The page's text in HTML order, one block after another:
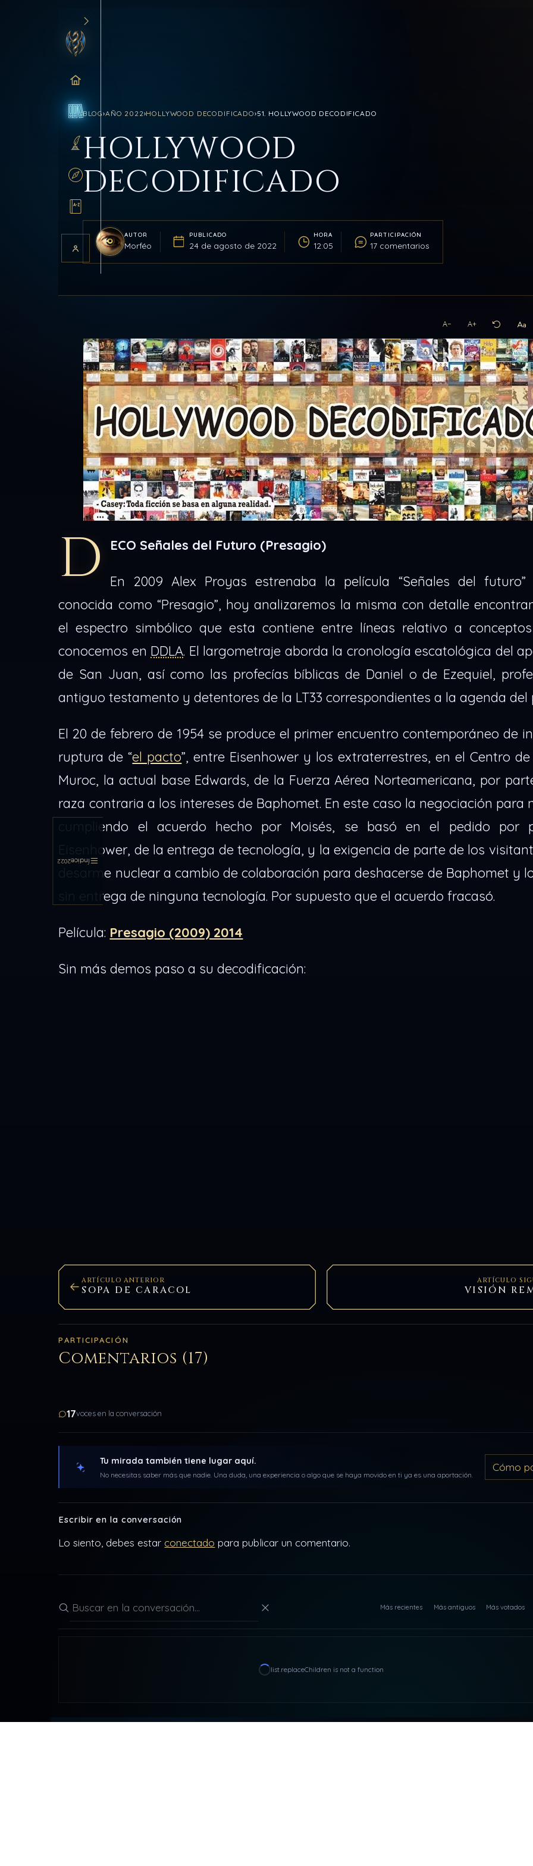
INICIO
BLOG
SANCTUM
RUTAS
GLOSARIO
Índice
2022
BLOG›AÑO 2022›HOLLYWOOD DECODIFICADO›51. HOLLYWOOD DECODIFICADO
HOLLYWOOD
DECODIFICADO
AUTOR
Morféo
PUBLICADO
24 de agosto de 2022
HORA
12:05
PARTICIPACIÓN
17 comentarios
A− A+
D ECO Señales del Futuro (Presagio)
En 2009 Alex Proyas estrenaba la película “Señales del futuro”
conocida como “Presagio”, hoy analizaremos la misma con detalle
el espectro simbólico que esta contiene entre líneas relativo a
conocemos en DDLA. El largometraje aborda la cronología escatológica del
de San Juan, así como las profecías bíblicas de Daniel o de Ezequiel,
antiguo testamento y detentores de la LT33 correspondientes a la agenda del
El 20 de febrero de 1954 se produce el primer encuentro contemporáneo de
ruptura de “el pacto”, entre Eisenhower y los extraterrestres, en el Centro de
Muroc, la actual base Edwards, de la Fuerza Aérea Norteamericana, por
raza contraria a los intereses de Baphomet. En este caso la negociación para
cumpliendo el acuerdo hecho por Moisés, se basó en el pedido por
Eisenhower, de la entrega de tecnología, y la exigencia de parte de los
desarme nuclear a cambio de colaboración para deshacerse de Baphomet y
sin entrega de ninguna tecnología. Por supuesto que el acuerdo fracasó.
Película: Presagio (2009) 2014
Sin más demos paso a su decodificación:
ARTÍCULO ANTERIOR
SOPA DE CARACOL
ARTÍCULO
VISIÓN
PARTICIPACIÓN
Comentarios (17)
17voces en la conversación
Tu mirada también tiene lugar aquí.
No necesitas saber más que nadie. Una duda, una experiencia o algo que se haya movido en ti ya es una aportación.
Cómo
Escribir en la conversación
Lo siento, debes estar conectado para publicar un comentario.
Buscar en la conversación
Más recientes Más antiguos Más votados
list.replaceChildren is not a function